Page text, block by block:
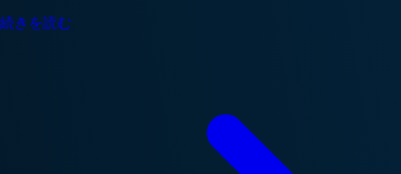
続きを読む